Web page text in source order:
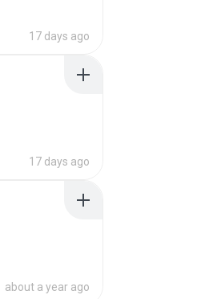
17 days ago
17 days ago
about a year ago